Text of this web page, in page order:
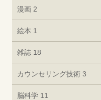
漫画 2
絵本 1
雑誌 18
カウンセリング技術 3
脳科学 11